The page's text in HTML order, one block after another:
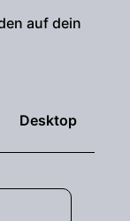
auf dein
Desktop